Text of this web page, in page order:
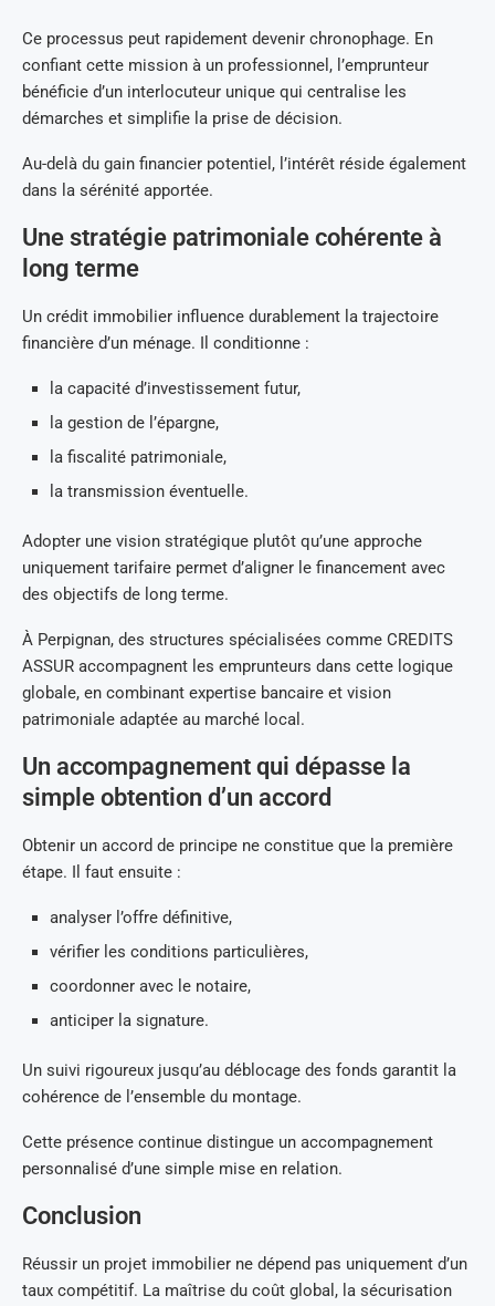
Ce processus peut rapidement devenir chronophage. En
confiant cette mission à un professionnel, l’emprunteur
bénéficie d’un interlocuteur unique qui centralise les
démarches et simplifie la prise de décision.
Au-delà du gain financier potentiel, l’intérêt réside également
dans la sérénité apportée.
Une stratégie patrimoniale cohérente à
long terme
Un crédit immobilier influence durablement la trajectoire
financière d’un ménage. Il conditionne :
la capacité d’investissement futur,
la gestion de l’épargne,
la fiscalité patrimoniale,
la transmission éventuelle.
Adopter une vision stratégique plutôt qu’une approche
uniquement tarifaire permet d’aligner le financement avec
des objectifs de long terme.
À Perpignan, des structures spécialisées comme CREDITS
ASSUR accompagnent les emprunteurs dans cette logique
globale, en combinant expertise bancaire et vision
patrimoniale adaptée au marché local.
Un accompagnement qui dépasse la
simple obtention d’un accord
Obtenir un accord de principe ne constitue que la première
étape. Il faut ensuite :
analyser l’offre définitive,
vérifier les conditions particulières,
coordonner avec le notaire,
anticiper la signature.
Un suivi rigoureux jusqu’au déblocage des fonds garantit la
cohérence de l’ensemble du montage.
Cette présence continue distingue un accompagnement
personnalisé d’une simple mise en relation.
Conclusion
Réussir un projet immobilier ne dépend pas uniquement d’un
taux compétitif. La maîtrise du coût global, la sécurisation